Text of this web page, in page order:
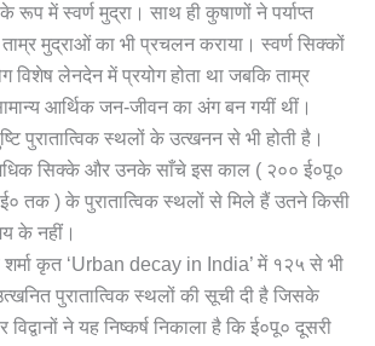
रूप में स्वर्ण मुद्रा। साथ ही कुषाणों ने पर्याप्त
ताम्र मुद्राओं का भी प्रचलन कराया। स्वर्ण सिक्कों
विशेष लेनदेन में प्रयोग होता था जबकि ताम्र
आर्थिक जन-जीवन का अंग बन गयीं थीं।
पुरातात्विक स्थलों के उत्खनन से भी होती है।
सिक्के और उनके साँचे इस काल ( २०० ई०पू०
तक ) के पुरातात्विक स्थलों से मिले हैं उतने किसी
के नहीं।
शर्मा कृत ‘Urban decay in India’ में १२५ से भी
पुरातात्विक स्थलों की सूची दी है जिसके
विद्वानों ने यह निष्कर्ष निकाला है कि ई०पू० दूसरी